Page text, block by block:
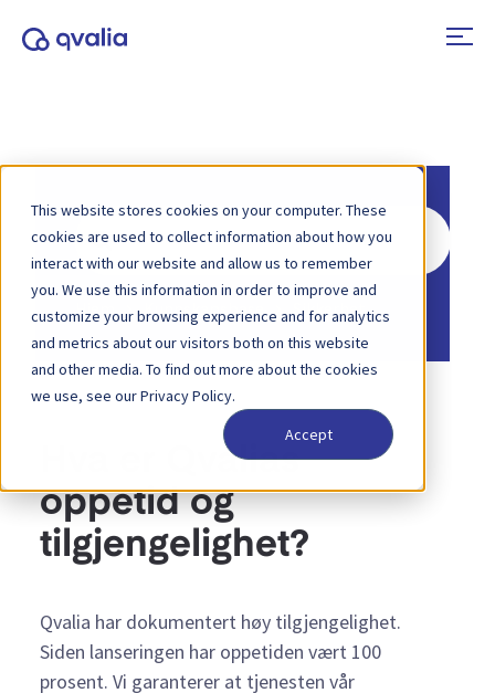
This website stores cookies on your computer. These
cookies are used to collect information about how you
interact with our website and allow us to remember
you. We use this information in order to improve and
customize your browsing experience and for analytics
and metrics about our visitors both on this website
and other media. To find out more about the cookies
we use, see our Privacy Policy.
Accept
Søk
etter
Hjem Kunnskapsbase Sikkerhet
Hva er Qvalias
oppetid og
tilgjengelighet?
Qvalia har dokumentert høy tilgjengelighet.
Siden lanseringen har oppetiden vært 100
prosent. Vi garanterer at tjenesten vår